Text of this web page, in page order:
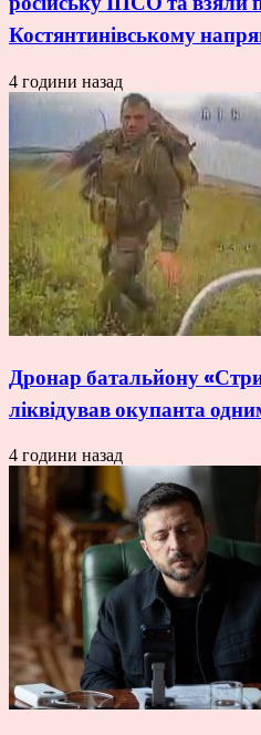
Костянтинівському
4 години назад
Дронар батальйону
ліквідував окупанта
4 години назад